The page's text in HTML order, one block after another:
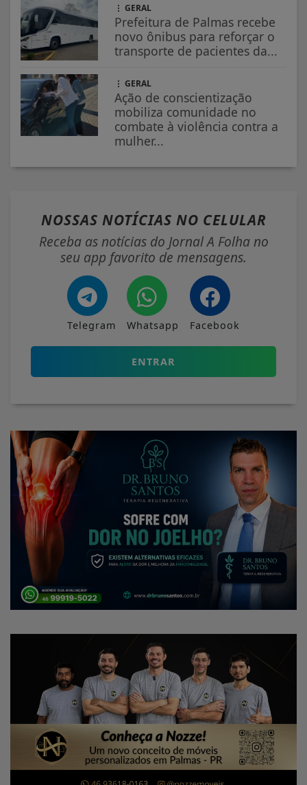
GERAL
Prefeitura de Palmas recebe
novo ônibus para reforçar o
transporte de pacientes da...
GERAL
Ação de conscientização
mobiliza comunidade no
combate à violência contra a
mulher...
NOSSAS NOTÍCIAS NO CELULAR
Receba as notícias do Jornal A Folha no
seu app favorito de mensagens.
Telegram Whatsapp Facebook
ENTRAR